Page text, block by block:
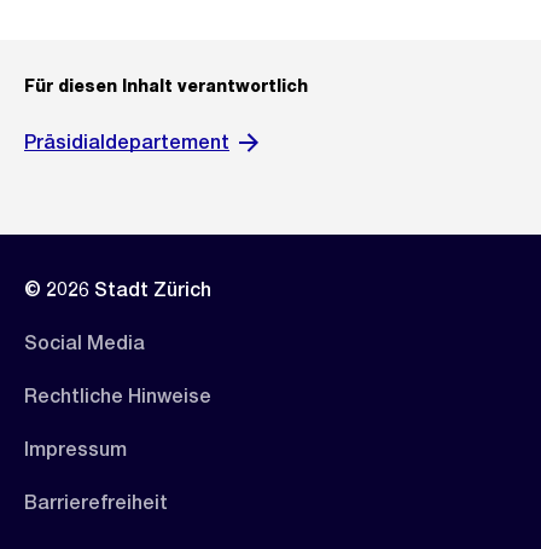
Für diesen Inhalt verantwortlich
Präsidialdepartement
© 2026 Stadt Zürich
Social Media
Rechtliche Hinweise
Impressum
Barrierefreiheit